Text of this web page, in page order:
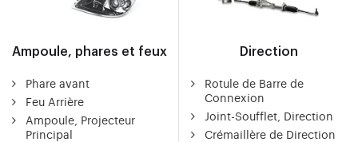
Ampoule, phares et feux
Phare avant
Feu Arrière
Ampoule, Projecteur
Principal
Direction
Rotule de Barre de
Connexion
Joint-Soufflet, Direction
Crémaillère de Direction